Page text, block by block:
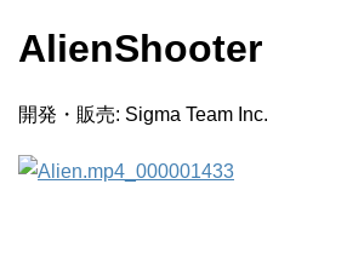
AlienShooter
開発・販売: Sigma Team Inc.